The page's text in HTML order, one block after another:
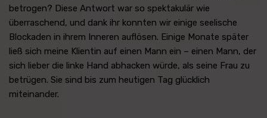
betrogen? Diese Antwort war so spektakulär wie
überraschend, und dank ihr konnten wir einige seelische
Blockaden in ihrem Inneren auflösen. Einige Monate später
ließ sich meine Klientin auf einen Mann ein – einen Mann, der
sich lieber die linke Hand abhacken würde, als seine Frau zu
betrügen. Sie sind bis zum heutigen Tag glücklich
miteinander.